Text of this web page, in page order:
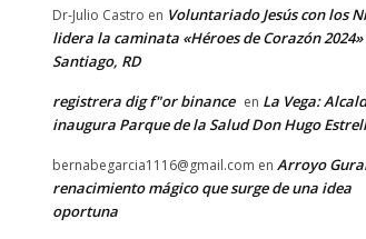
Dr-Julio Castro en Voluntariado Jesús con los
lidera la caminata «Héroes de Corazón 2024»
Santiago, RD
registrera dig f"or binance en La Vega:
inaugura Parque de la Salud Don Hugo
bernabegarcia1116@gmail.com en Arroyo
renacimiento mágico que surge de una idea
oportuna